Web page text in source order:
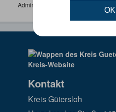
OK
Administrator unter:
Kontakt
Kreis Gütersloh